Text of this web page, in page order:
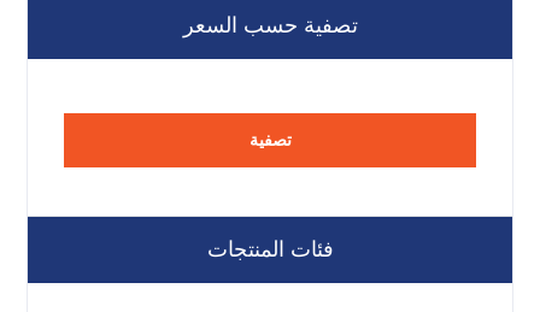
تصفية حسب السعر
تصفية
فئات المنتجات